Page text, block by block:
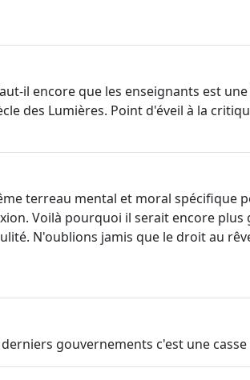
il encore que les enseignants est
des Lumières. Point d'éveil à la
terreau mental et moral spécifique
Voilà pourquoi il serait encore
N'oublions jamis que le droit au
gouvernements c'est une